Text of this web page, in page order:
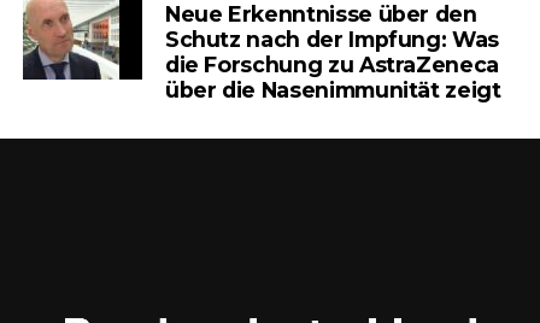
Neue Erkenntnisse über den
Schutz nach der Impfung: Was
die Forschung zu AstraZeneca
über die Nasenimmunität zeigt